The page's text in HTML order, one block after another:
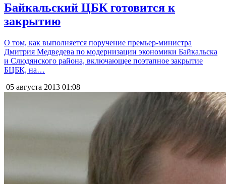
Байкальский ЦБК готовится к
закрытию
О том, как выполняется поручение премьер-министра
Дмитрия Медведева по модернизации экономики Байкальска
и Слюдянского района, включающее поэтапное закрытие
БЦБК, на…
05 августа 2013 01:08